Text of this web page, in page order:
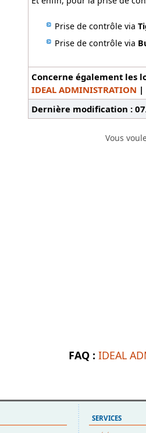
Prise de contrôle via
Prise de contrôle via
Concerne également les
IDEAL ADMINISTRATION |
Dernière modification :
Vous
FAQ :IDEAL
SERVICES